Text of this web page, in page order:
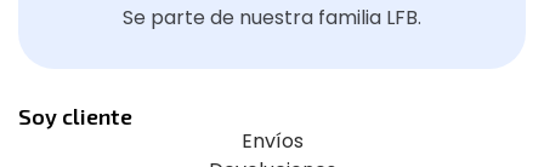
Se parte de nuestra familia LFB.
Soy cliente
Envíos